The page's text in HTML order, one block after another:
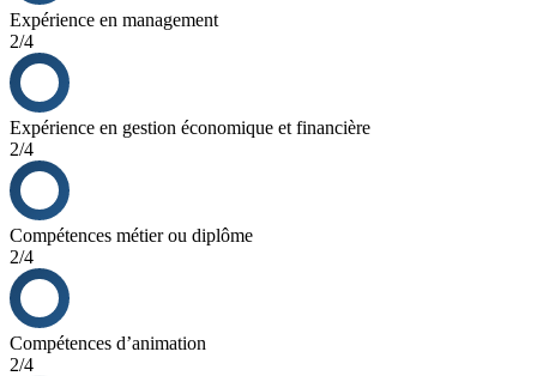
Chez CRUST, chaque élément du concept a été pensé pour
maximiser la rentabilité.
Notre modèle repose sur :
Un coût matière optimisé grâce à des recettes maison simples,
mais percutantes.
Une structure légère et des équipements adaptés à de petits
espaces.
Une carte qui permet d’augmenter le panier moyen sans
complexité en cuisine.
Une stratégie de vente mixte (salle / livraison) pour capter un
maximum de chiffre d’affaires.
Résultat : une marge confortable, une rentabilité rapide et une
croissance pérenne.
Expérience en management
2/4
Expérience en gestion économique et financière
2/4
Compétences métier ou diplôme
2/4
Compétences d’animation
2/4